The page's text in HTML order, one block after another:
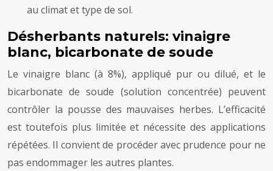
au climat et type de sol.
Désherbants naturels: vinaigre
blanc, bicarbonate de soude
Le vinaigre blanc (à 8%), appliqué pur ou dilué, et le
bicarbonate de soude (solution concentrée) peuvent
contrôler la pousse des mauvaises herbes. L’efficacité
est toutefois plus limitée et nécessite des applications
répétées. Il convient de procéder avec prudence pour ne
pas endommager les autres plantes.